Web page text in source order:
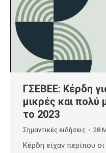
ΓΣΕΒΕΕ: Κέρδη
μικρές και πολύ
το 2023
Σημαντικές ειδήσεις 28
Κέρδη είχαν περίπου